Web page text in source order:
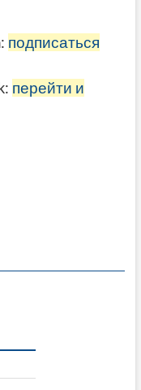
подписаться
перейти и